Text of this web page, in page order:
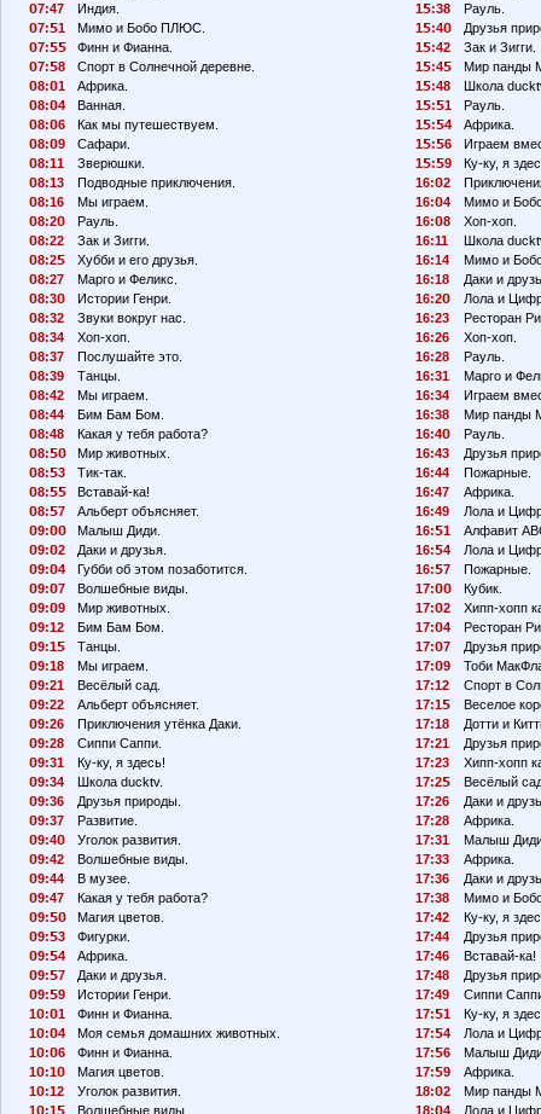
7:47
Индия.
7:
1
Мимо и Бобо ПЛЮС.
7:
Финн и Фианна.
7:
8
Спорт в Солнечной деревне.
8:
1
Африка.
8:
4
Ванная.
8:
6
Как мы путешествуем.
8:
9
Сафари.
8:11
Зверюшки.
8:13
Подводные приключения.
8:16
Мы играем.
8:2
Рауль.
8:22
Зак и Зигги.
8:2
Хубби и его друзья.
8:27
Марго и Феликс.
8:3
Истории Генри.
8:32
Звуки вокруг нас.
8:34
Хоп-хоп.
8:37
Послушайте это.
8:39
Танцы.
8:42
Мы играем.
8:44
Бим Бам Бом.
8:48
Какая у тебя работа?
8:
Мир животных.
8:
3
Тик-так.
8:
Вставай-ка!
8:
7
Альберт объясняет.
9:
Малыш Диди.
9:
2
Даки и друзья.
9:
4
Губби об этом позаботится.
9:
7
Волшебные виды.
9:
9
Мир животных.
9:12
Бим Бам Бом.
9:1
Танцы.
9:18
Мы играем.
9:21
Весёлый сад.
9:22
Альберт объясняет.
9:26
Приключения утёнка Даки.
9:28
Сиппи Саппи.
9:31
Ку-ку, я здесь!
9:34
Школа ducktv.
9:36
Друзья природы.
9:37
Развитие.
9:4
Уголок развития.
9:42
Волшебные виды.
9:44
В музее.
9:47
Какая у тебя работа?
9:
Магия цветов.
9:
3
Фигурки.
9:
4
Африка.
9:
7
Даки и друзья.
9:
9
Истории Генри.
1
: 1
Финн и Фианна.
1
: 4
Моя семья домашних животных.
1
: 6
Финн и Фианна.
1
:1
Магия цветов.
1
:12
Уголок развития.
1
:1 Волшебные виды.
1
:38
Рауль.
1
:4
Друзья
1
:42
Зак и Зигги.
1
:4
Мир панды
1
:48
Школа
1
: 1
Рауль.
1
: 4
Африка.
1
: 6
Играем
1
: 9
Ку-ку, я
16:
2
16:
4
Мимо и
16:
8
Хоп-хоп.
16:11
Школа
16:14
Мимо и
16:18
Даки и
16:2
Лола и
16:23
Ресторан
16:26
Хоп-хоп.
16:28
Рауль.
16:31
Марго и
16:34
Играем
16:38
Мир панды
16:4
Рауль.
16:43
Друзья
16:44
Пожарные.
16:47
Африка.
16:49
Лола и
16:
1
Алфавит
16:
4
Лола и
16:
7
Пожарные.
17:
Кубик.
17:
2
Хипп-хопп
17:
4
Ресторан
17:
7
Друзья
17:
9
Тоби
17:12
Спорт в
17:1
Веселое
17:18
Дотти и
17:21
Друзья
17:23
Хипп-хопп
17:2
Весёлый
17:26
Даки и
17:28
Африка.
17:31
Малыш
17:33
Африка.
17:36
Даки и
17:38
Мимо и
17:42
Ку-ку, я
17:44
Друзья
17:46
Вставай-ка!
17:48
Друзья
17:49
Сиппи
17:
1
Ку-ку, я
17:
4
Лола и
17:
6
Малыш
17:
9
Африка.
18:
2
Мир панды
18:
4 Лола и